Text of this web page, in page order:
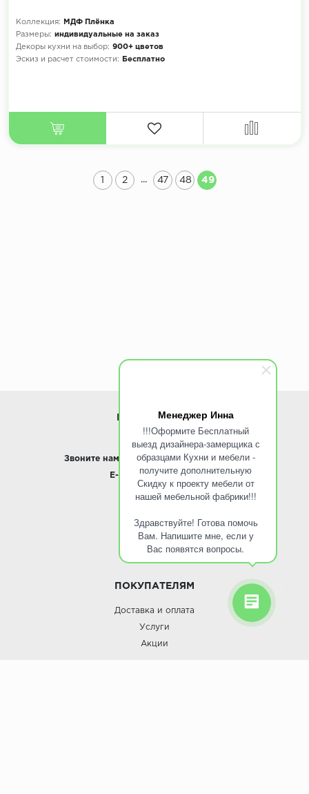
Менеджер Инна
!!!Оформите Бесплатный
выезд дизайнера-замерщика с
образцами Кухни и мебели -
получите дополнительную
Скидку к проекту мебели от
нашей мебельной фабрики!!!
Здравствуйте! Готова помочь
Вам. Напишите мне, если у
Вас появятся вопросы.
Коллекция:
МДФ Плёнка
Размеры: индивидуальные на заказ
Декоры кухни на выбор: 900+ цветов
Эскиз и расчет стоимости:
Бесплатно
1 2 ... 47 48 49
ИНФОРМАЦИЯ
www.ROINST.ru
Звоните нам: 8 495 797-10-50 / Whatsapp
E-mail: info@roinst.ru
О КОМПАНИИ
О компании
ПОКУПАТЕЛЯМ
Доставка и оплата
Услуги
Акции